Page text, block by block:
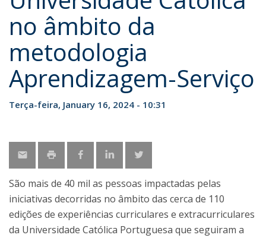
no âmbito da
metodologia
Aprendizagem-Serviço
Terça-feira, January 16, 2024 - 10:31
São mais de 40 mil as pessoas impactadas pelas
iniciativas decorridas no âmbito das cerca de 110
edições de experiências curriculares e extracurriculares
da Universidade Católica Portuguesa que seguiram a